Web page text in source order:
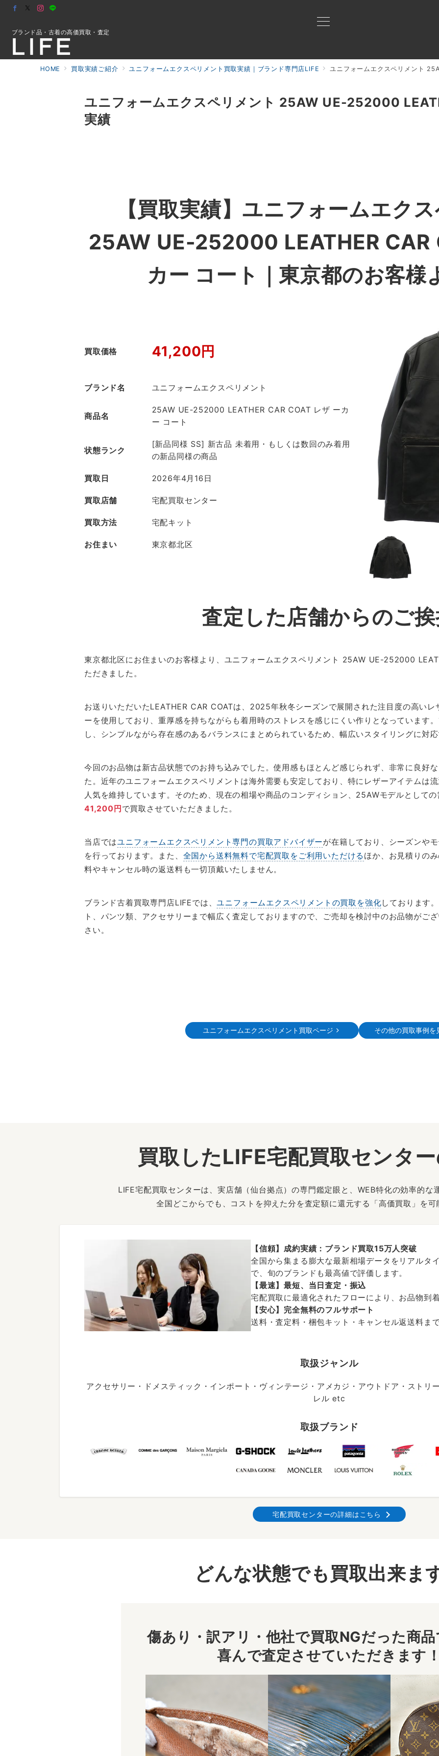
ブランド品・古着の高価買取・査定
HOME 買取実績ご紹介 ユニフォームエクスペリメント買取実績｜ブランド専門店LIFE ユニフォームエクスペリメント
ユニフォームエクスペリメント 25AW UE-252000
実績
【買取実績】ユニフォームエク
25AW UE-252000 LEATHER CAR
カー コート｜東京都のお客様
買取価格 41,200円
ブランド名 ユニフォームエクスペリメント
商品名
25AW UE-252000 LEATHER CAR COAT レザ ーカ
ー コート
状態ランク
[新品同様 SS] 新古品 未着用・もしくは数回のみ着用
の新品同様の商品
買取日 2026年4月16日
買取店舗 宅配買取センター
買取方法 宅配キット
お住まい 東京都北区
査定した店舗からのご
東京都北区にお住まいのお客様より、ユニフォームエクスペリメント 25AW UE-252000
ただきました。
お送りいただいたLEATHER CAR COATは、2025年秋冬シーズンで展開された注目度の高い
ーを使用しており、重厚感を持ちながらも着用時のストレスを感じにくい作りとなっています
し、シンプルながら存在感のあるバランスにまとめられているため、幅広いスタイリングに対
今回のお品物は新古品状態でのお持ち込みでした。使用感もほとんど感じられず、非常に良好
た。近年のユニフォームエクスペリメントは海外需要も安定しており、特にレザーアイテムは
人気を維持しています。そのため、現在の相場や商品のコンディション、25AWモデルとして
41,200円 で買取させていただきました。
当店ではユニフォームエクスペリメント専門の買取アドバイザーが在籍しており、シーズンや
を行っております。また、 全国から送料無料で宅配買取をご利用いただける ほか、お見積りの
料やキャンセル時の返送料も一切頂戴いたしません。
ブランド古着買取専門店LIFEでは、ユニフォームエクスペリメントの買取を強化しております
ト、パンツ類、アクセサリーまで幅広く査定しておりますので、ご売却を検討中のお品物がご
さい。
ユニフォームエクスペリメント買取ページ その他の買取事例を
買取したLIFE宅配買取センタ
LIFE宅配買取センターは、実店舗（仙台拠点）の専門鑑定眼と、WEB特化の効率的な
全国どこからでも、コストを抑えた分を査定額に還元する「高価買取」を
【信頼】成約実績：ブランド買取15万人突破
全国から集まる膨大な最新相場データをリアルタ
で、旬のブランドも最高値で評価します。
【最速】最短、当日査定・振込
宅配買取に最適化されたフローにより、お品物到
【安心】完全無料のフルサポート
送料・査定料・梱包キット・キャンセル返送料ま
取扱ジャンル
アクセサリー・ドメスティック・インポート・ヴィンテージ・アメカジ・アウトドア・ストリ
レル etc
取扱ブランド
宅配買取センターの詳細はこちら
どんな状態でも買取出来ま
傷あり・訳アリ・他社で買取NGだった商
喜んで査定させていただきます